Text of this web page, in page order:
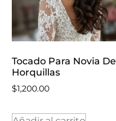
Tocado Para Novia De
Horquillas
$1,200.00